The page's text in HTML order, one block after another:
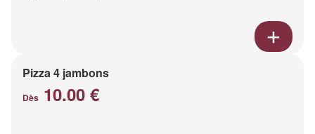
Pizza 4 jambons
Dès 10.00 €